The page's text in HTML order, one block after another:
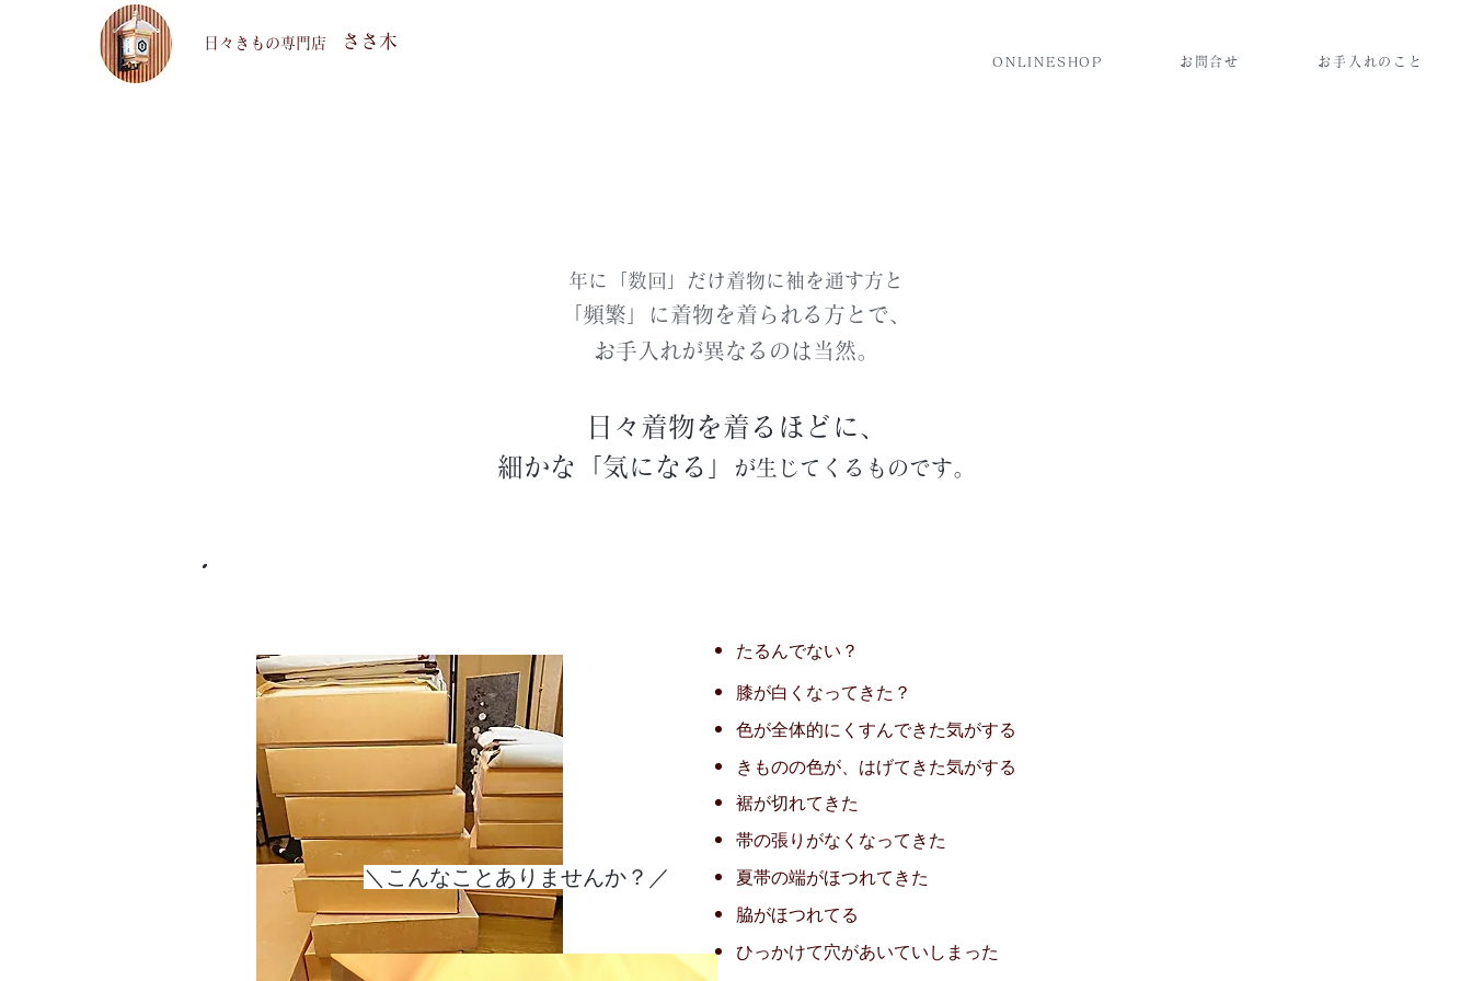
​日々きもの専門店 ささ木
ONLINESHOP お問合せ お手入れのこと
年に「数回」だけ着物に袖を通す方と
「頻繁」に着物を着られる方とで、
お手入れが異なるのは当然。
日々着物を着るほどに、
細かな「気になる」 が生じてくるものです。
​＼こんなことありませんか？／
たるんでない？
膝が白くなってきた？
色が全体的にくすんできた気がする
​きものの色が、はげてきた気がする
裾が切れてきた
帯の張りがなくなってきた
夏​帯の端がほつれてきた
脇がほつれてる
ひっかけて穴があいていしまった